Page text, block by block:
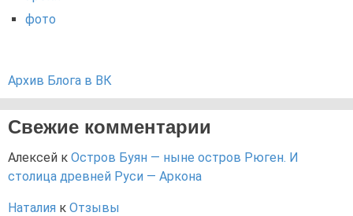
фото
Архив Блога в ВК
Свежие комментарии
Алексей к Остров Буян — ныне остров Рюген. И
столица древней Руси — Аркона
Наталия к Отзывы